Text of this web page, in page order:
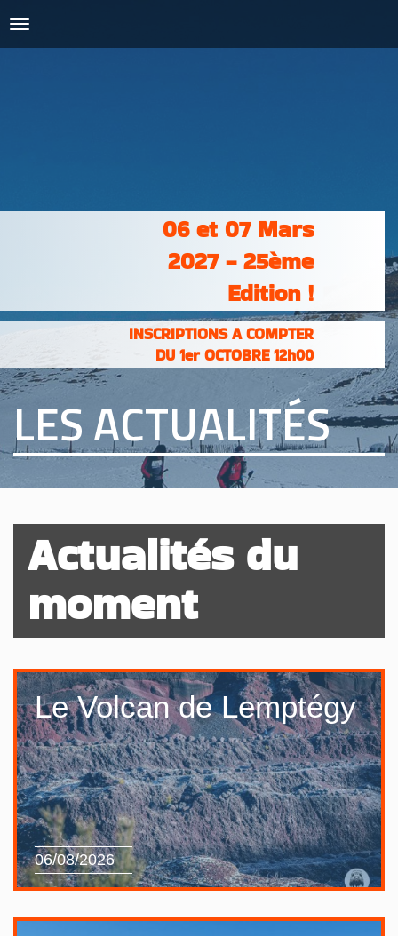
PHOTOS &
06 et 07 Mars
2027 - 25ème
Edition !
INSCRIPTIONS A COMPTER
DU 1er OCTOBRE 12h00
LES ACTUALITÉS
Actualités du
moment
Le Volcan de Lemptégy
06/08/2026